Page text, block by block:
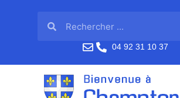
04 92 31 10 37